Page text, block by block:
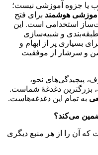
یا جزوه آموزشی نیست؛
هوشمند برای فتح
استخدامی است. این
و شبیه‌سازی
بسیاری پر از ابهام و
و سرشار از موفقیت
پیچیدگی‌های نحو،
بزرگترین دغدغهٔ شماست.
به تمام این دغدغه‌هاست.
می‌کند؟
آن را از هر منبع دیگری